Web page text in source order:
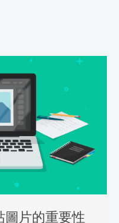
圖片的重要性